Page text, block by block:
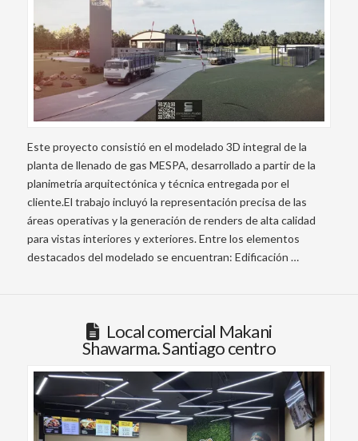
Este proyecto consistió en el modelado 3D integral de la
planta de llenado de gas MESPA, desarrollado a partir de la
planimetría arquitectónica y técnica entregada por el
cliente.El trabajo incluyó la representación precisa de las
áreas operativas y la generación de renders de alta calidad
para vistas interiores y exteriores. Entre los elementos
destacados del modelado se encuentran: Edificación …
Local comercial Makani
Shawarma. Santiago centro